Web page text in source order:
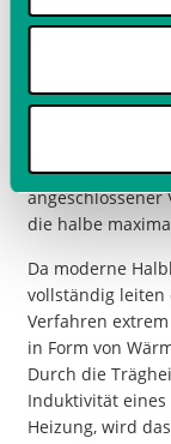
variable analoge
konstanter
(Pulsweite) zur
dieses
die Hälfte der
die halbe
Da moderne
vollständig leiten
Verfahren
in Form von
Durch die
Induktivität
Heizung, wird